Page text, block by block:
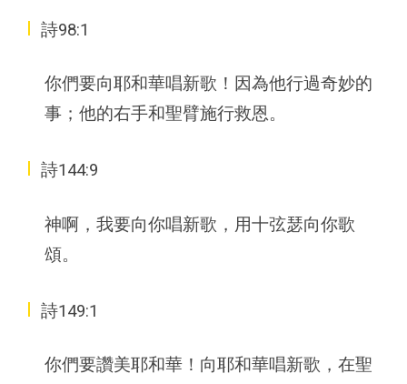
I詩98:1
你們要向耶和華唱新歌！因為他行過奇妙的
事；他的右手和聖臂施行救恩。
I詩144:9
神啊，我要向你唱新歌，用十弦瑟向你歌
頌。
I詩149:1
你們要讚美耶和華！向耶和華唱新歌，在聖